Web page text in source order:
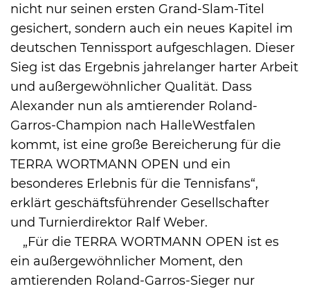
nicht nur seinen ersten Grand-Slam-Titel
gesichert, sondern auch ein neues Kapitel im
deutschen Tennissport aufgeschlagen. Dieser
Sieg ist das Ergebnis jahrelanger harter Arbeit
und außergewöhnlicher Qualität. Dass
Alexander nun als amtierender Roland-
Garros-Champion nach HalleWestfalen
kommt, ist eine große Bereicherung für die
TERRA WORTMANN OPEN und ein
besonderes Erlebnis für die Tennisfans“,
erklärt geschäftsführender Gesellschafter
und Turnierdirektor Ralf Weber.
„Für die TERRA WORTMANN OPEN ist es
ein außergewöhnlicher Moment, den
amtierenden Roland-Garros-Sieger nur